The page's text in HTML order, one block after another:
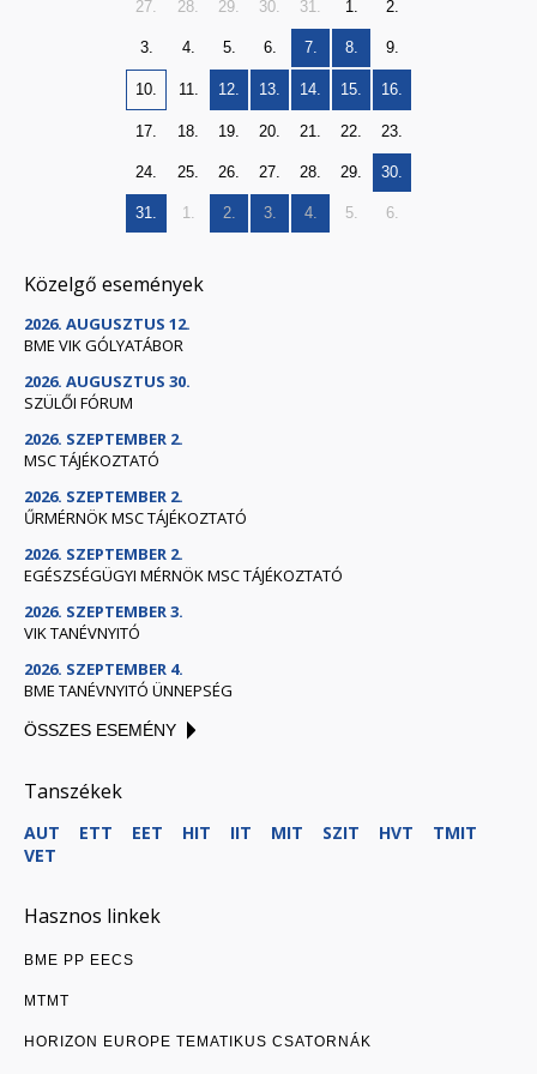
27. 28. 29. 30. 31. 1. 2.
3. 4. 5. 6. 7. 8. 9.
10. 11. 12. 13. 14. 15. 16.
17. 18. 19. 20. 21. 22. 23.
24. 25. 26. 27. 28. 29. 30.
31. 1. 2. 3. 4. 5. 6.
Közelgő események
2026. AUGUSZTUS 12.
BME VIK GÓLYATÁBOR
2026. AUGUSZTUS 30.
SZÜLŐI FÓRUM
2026. SZEPTEMBER 2.
MSC TÁJÉKOZTATÓ
2026. SZEPTEMBER 2.
ŰRMÉRNÖK MSC TÁJÉKOZTATÓ
2026. SZEPTEMBER 2.
EGÉSZSÉGÜGYI MÉRNÖK MSC TÁJÉKOZTATÓ
2026. SZEPTEMBER 3.
VIK TANÉVNYITÓ
2026. SZEPTEMBER 4.
BME TANÉVNYITÓ ÜNNEPSÉG
ÖSSZES ESEMÉNY
Tanszékek
AUT ETT EET HIT IIT MIT SZIT HVT
TMIT
VET
Hasznos linkek
BME PP EECS
MTMT
HORIZON EUROPE TEMATIKUS CSATORNÁK